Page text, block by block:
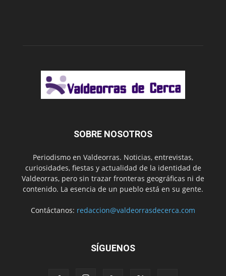
SOBRE NOSOTROS
Periodismo en Valdeorras. Noticias, entrevistas,
curiosidades, fiestas y actualidad de la identidad de
Valdeorras, pero sin trazar fronteras geográficas ni de
contenido. La esencia de un pueblo está en su gente.
Contáctanos: redaccion@valdeorrasdecerca.com
SÍGUENOS